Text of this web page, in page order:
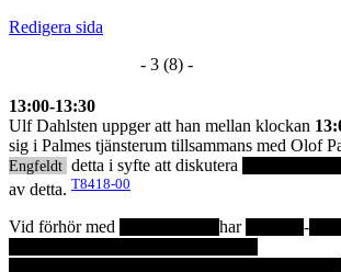
Redigera sida
- 3 (8) -
13:00-13:30
Ulf Dahlsten uppger att han mellan klockan
sig i Palmes tjänsterum tillsammans med Olof
Engfeldt detta i syfte att diskutera
av detta. T8418-00
Vid förhör med har -